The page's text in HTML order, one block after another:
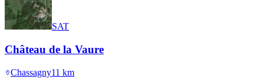
SAT
Château de la Vaure
Chassagny11 km